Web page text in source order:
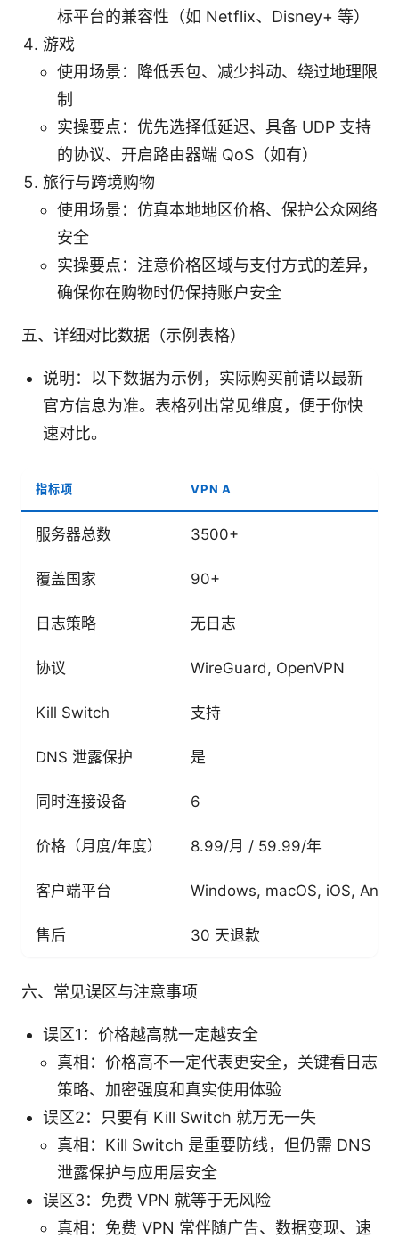
标平台的兼容性（如 Netflix、Disney+ 等）
游戏
使用场景：降低丢包、减少抖动、绕过地理限
制
实操要点：优先选择低延迟、具备 UDP 支持
的协议、开启路由器端 QoS（如有）
旅行与跨境购物
使用场景：仿真本地地区价格、保护公众网络
安全
实操要点：注意价格区域与支付方式的差异，
确保你在购物时仍保持账户安全
五、详细对比数据（示例表格）
说明：以下数据为示例，实际购买前请以最新
官方信息为准。表格列出常见维度，便于你快
速对比。
指标项 VPN A
服务器总数 3500+
覆盖国家 90+
日志策略 无日志
协议 WireGuard, OpenVPN
Kill Switch 支持
DNS 泄露保护 是
同时连接设备 6
价格（月度/年度） 8.99/月 / 59.99/年
客户端平台 Windows, macOS, iOS,
售后 30 天退款
六、常见误区与注意事项
误区1：价格越高就一定越安全
真相：价格高不一定代表更安全，关键看日志
策略、加密强度和真实使用体验
误区2：只要有 Kill Switch 就万无一失
真相：Kill Switch 是重要防线，但仍需 DNS
泄露保护与应用层安全
误区3：免费 VPN 就等于无风险
真相：免费 VPN 常伴随广告、数据变现、速